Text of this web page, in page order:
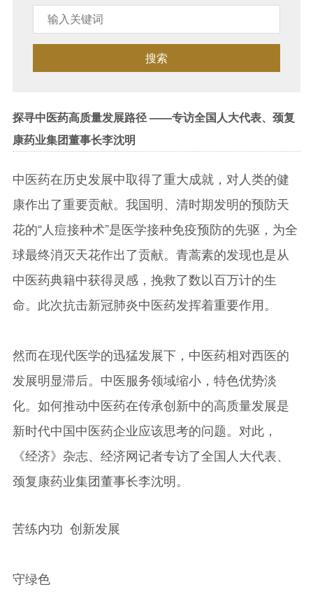
搜索
探寻中医药高质量发展路径 ——专访全国人大代表、颈复
康药业集团董事长李沈明
中医药在历史发展中取得了重大成就，对人类的健
康作出了重要贡献。我国明、清时期发明的预防天
花的“人痘接种术”是医学接种免疫预防的先驱，为全
球最终消灭天花作出了贡献。青蒿素的发现也是从
中医药典籍中获得灵感，挽救了数以百万计的生
命。此次抗击新冠肺炎中医药发挥着重要作用。
然而在现代医学的迅猛发展下，中医药相对西医的
发展明显滞后。中医服务领域缩小，特色优势淡
化。如何推动中医药在传承创新中的高质量发展是
新时代中国中医药企业应该思考的问题。对此，
《经济》杂志、经济网记者专访了全国人大代表、
颈复康药业集团董事长李沈明。
苦练内功 创新发展
守绿色